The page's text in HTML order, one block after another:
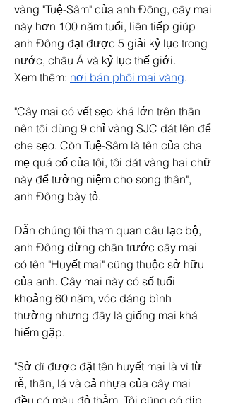
vàng "Tuệ-Sâm" của anh Đông, cây mai
này hơn 100 năm tuổi, liên tiếp giúp
anh Đông đạt được 5 giải kỷ lục trong
nước, châu Á và kỷ lục thế giới.
Xem thêm: nơi bán phôi mai vàng.
"Cây mai có vết sẹo khá lớn trên thân
nên tôi dùng 9 chỉ vàng SJC dát lên để
che sẹo. Còn Tuệ-Sâm là tên của cha
mẹ quá cố của tôi, tôi dát vàng hai chữ
này để tưởng niệm cho song thân",
anh Đông bày tỏ.
Dẫn chúng tôi tham quan câu lạc bộ,
anh Đông dừng chân trước cây mai
có tên "Huyết mai" cũng thuộc sở hữu
của anh. Cây mai này có số tuổi
khoảng 60 năm, vóc dáng bình
thường nhưng đây là giống mai khá
hiếm gặp.
"Sở dĩ được đặt tên huyết mai là vì từ
rễ, thân, lá và cả nhựa của cây mai
đều có màu đỏ thẫm. Tôi cũng có dịp